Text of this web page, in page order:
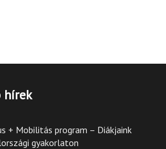
hírek
+ Mobilitás program – Diákjaink
gyakorlaton